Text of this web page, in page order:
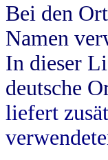
Bei den
Namen
In dieser
deutsche
liefert